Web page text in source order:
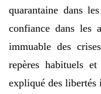
quarantaine dans
confiance dans les
immuable des
repères habituels
expliqué des libertés